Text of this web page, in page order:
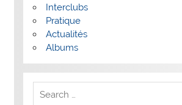
Interclubs
Pratique
Actualités
Albums